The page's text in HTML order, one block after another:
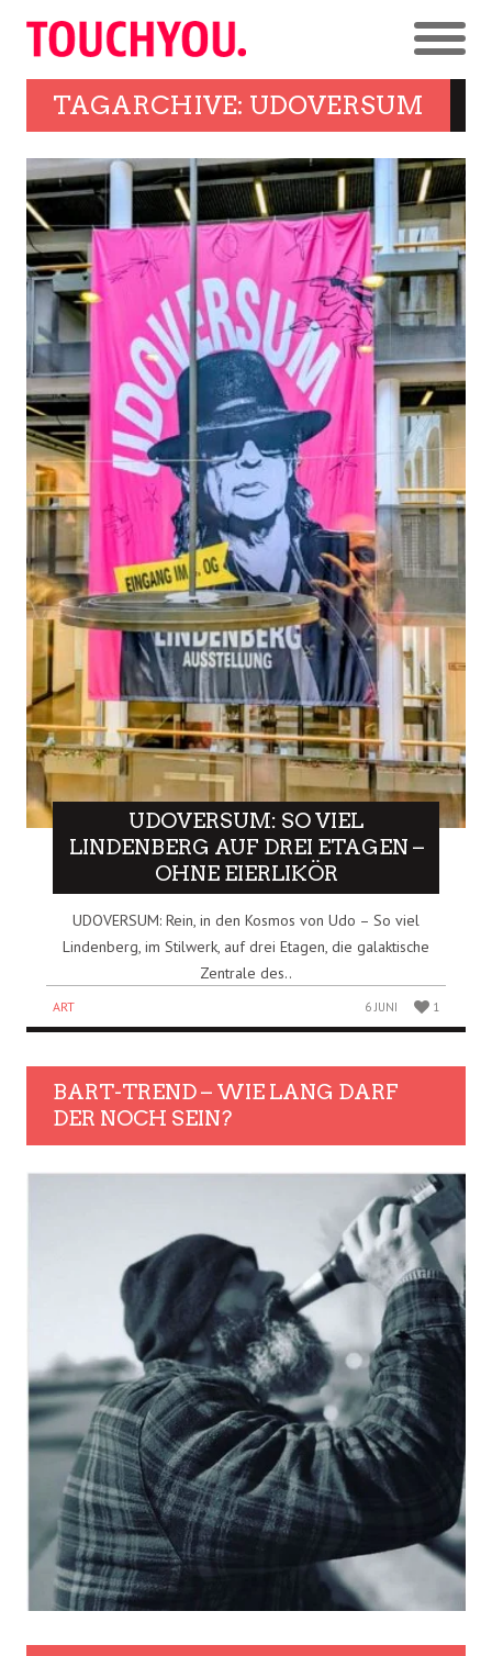
TAGARCHIVE: UDOVERSUM
UDOVERSUM: SO VIEL
LINDENBERG AUF DREI ETAGEN –
OHNE EIERLIKÖR
UDOVERSUM: Rein, in den Kosmos von Udo – So viel
Lindenberg, im Stilwerk, auf drei Etagen, die galaktische
Zentrale des..
ART 6 JUNI 1
BART-TREND – WIE LANG DARF
DER NOCH SEIN?